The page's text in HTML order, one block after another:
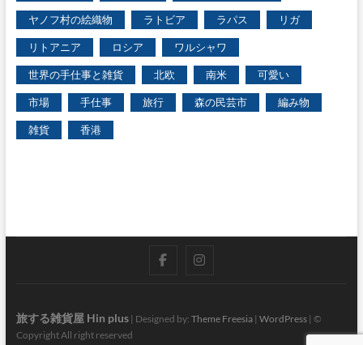
ヤノフ村の絵織物 ラトビア ラパス リガ
リトアニア ロシア ワルシャワ
世界の手仕事と雑貨 北欧 南米 可愛い
市場 手仕事 旅行 森の民芸市 編み物
雑貨 香港
facebookinstagram
旅する雑貨屋 Hin plus| Designed by: Theme Freesia| WordPress| ©
Copyright All right reserved